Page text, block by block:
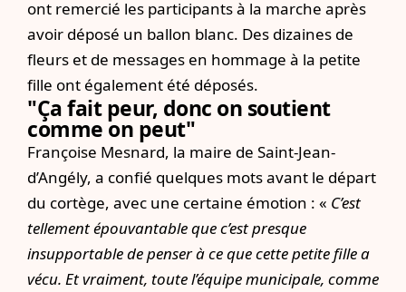
ont remercié les participants à la marche après
avoir déposé un ballon blanc. Des dizaines de
fleurs et de messages en hommage à la petite
fille ont également été déposés.
"Ça fait peur, donc on soutient
comme on peut"
Françoise Mesnard, la maire de Saint-Jean-
d’Angély, a confié quelques mots avant le départ
du cortège, avec une certaine émotion : « C’est
tellement épouvantable que c’est presque
insupportable de penser à ce que cette petite fille a
vécu. Et vraiment, toute l’équipe municipale, comme